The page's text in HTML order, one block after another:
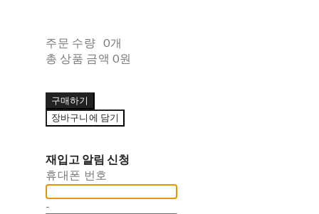
주문 수량 0개
총 상품 금액 0원
구매하기
장바구니에 담기
재입고 알림 신청
휴대폰 번호
-